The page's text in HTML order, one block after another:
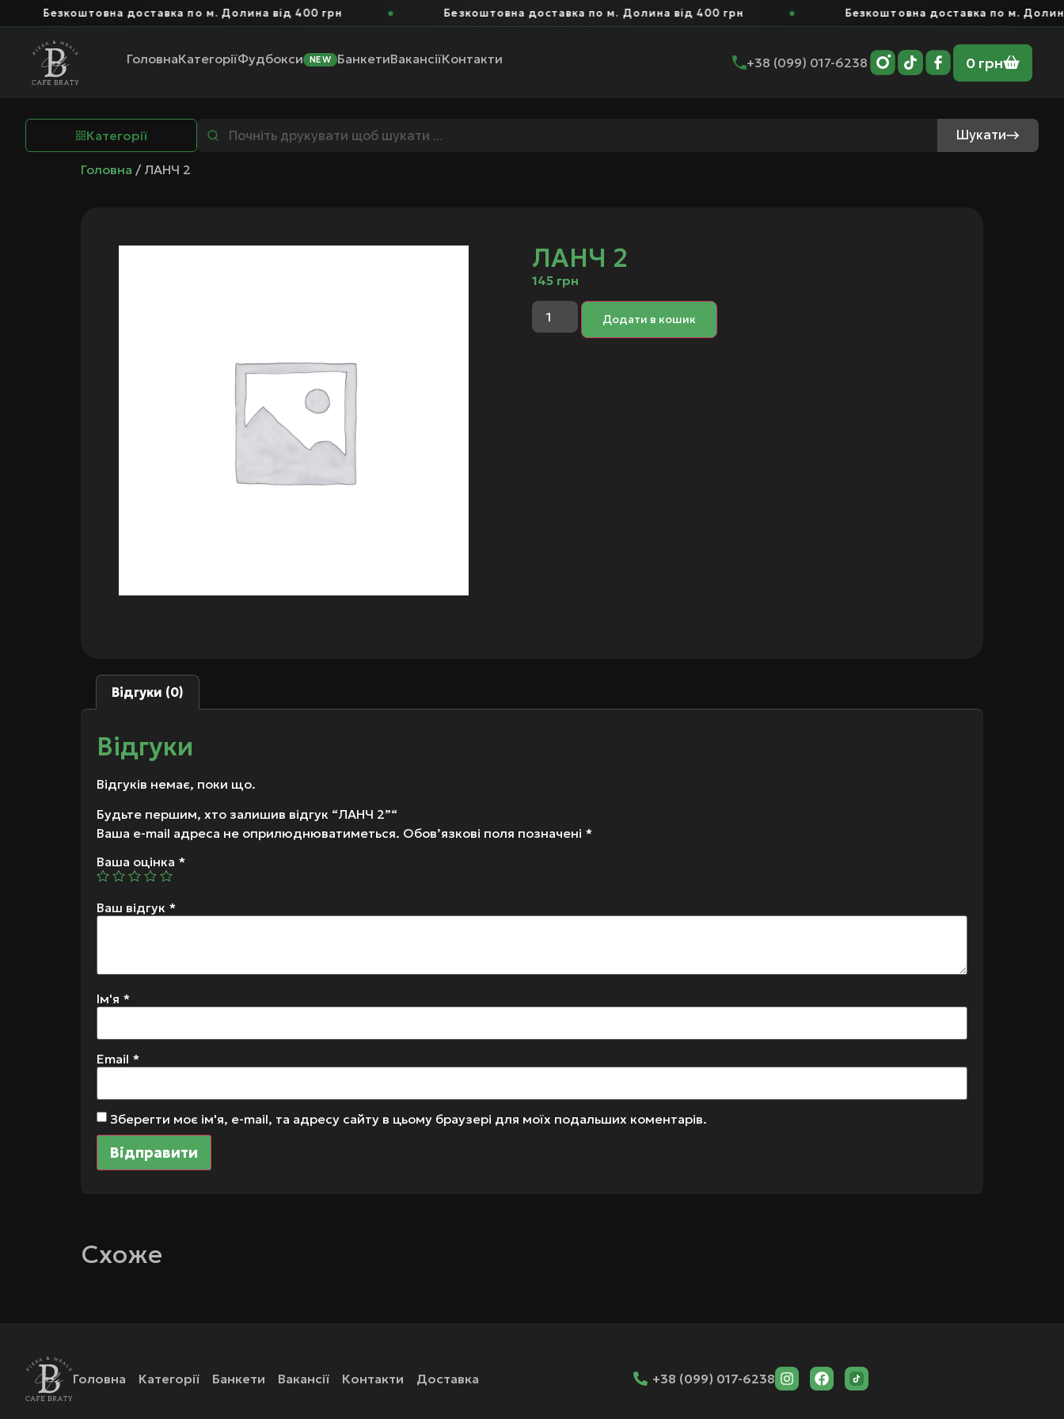
Безкоштовна доставка по м. Долина від 400 грн Безкоштовна доставка по м. Долина від 400 грн Безкоштовна доставка по м. Долина
ГоловнаКатегоріїФудбокси NEW БанкетиВакансіїКонтакти +38 (099) 017-6238 0 грн
Категорії Шукати
Головна / ЛАНЧ 2
ЛАНЧ 2
145 грн
Додати в кошик
Відгуки (0)
Відгуки
Відгуків немає, поки що.
Будьте першим, хто залишив відгук “ЛАНЧ 2”“
Ваша e-mail адреса не оприлюднюватиметься. Обов’язкові поля позначені *
Ваша оцінка *
Ваш відгук *
Ім'я *
Email *
Зберегти моє ім'я, e-mail, та адресу сайту в цьому браузері для моїх подальших коментарів.
Схоже
Головна Категорії Банкети Вакансії Контакти Доставка +38 (099) 017-6238